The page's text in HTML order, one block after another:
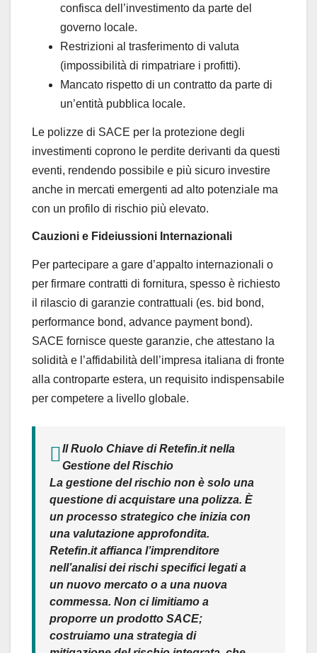
confisca dell’investimento da parte del
governo locale.
Restrizioni al trasferimento di valuta
(impossibilità di rimpatriare i profitti).
Mancato rispetto di un contratto da parte di
un’entità pubblica locale.
Le polizze di SACE per la protezione degli
investimenti coprono le perdite derivanti da questi
eventi, rendendo possibile e più sicuro investire
anche in mercati emergenti ad alto potenziale ma
con un profilo di rischio più elevato.
Cauzioni e Fideiussioni Internazionali
Per partecipare a gare d’appalto internazionali o
per firmare contratti di fornitura, spesso è richiesto
il rilascio di garanzie contrattuali (es. bid bond,
performance bond, advance payment bond).
SACE fornisce queste garanzie, che attestano la
solidità e l’affidabilità dell’impresa italiana di fronte
alla controparte estera, un requisito indispensabile
per competere a livello globale.
Il Ruolo Chiave di Retefin.it nella
Gestione del Rischio
La gestione del rischio non è solo una
questione di acquistare una polizza. È
un processo strategico che inizia con
una valutazione approfondita.
Retefin.it affianca l’imprenditore
nell’analisi dei rischi specifici legati a
un nuovo mercato o a una nuova
commessa. Non ci limitiamo a
proporre un prodotto SACE;
costruiamo una strategia di